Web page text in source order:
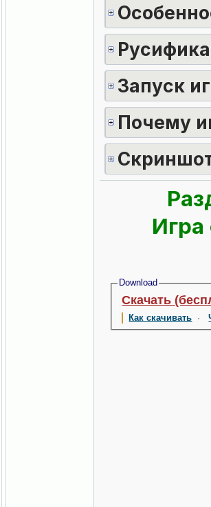
Запуск
Почему
Download
Скачать
Как скачивать ·